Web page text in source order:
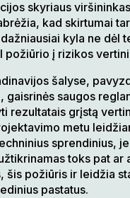
skyriaus
kad skirtumai
kyla ne dėl
požiūrio į rizikos
šalyse,
gaisrinės saugos
rezultatais grįstą
metu
sprendinius,
toks pat ar
šis požiūris ir leidžia
pastatus.